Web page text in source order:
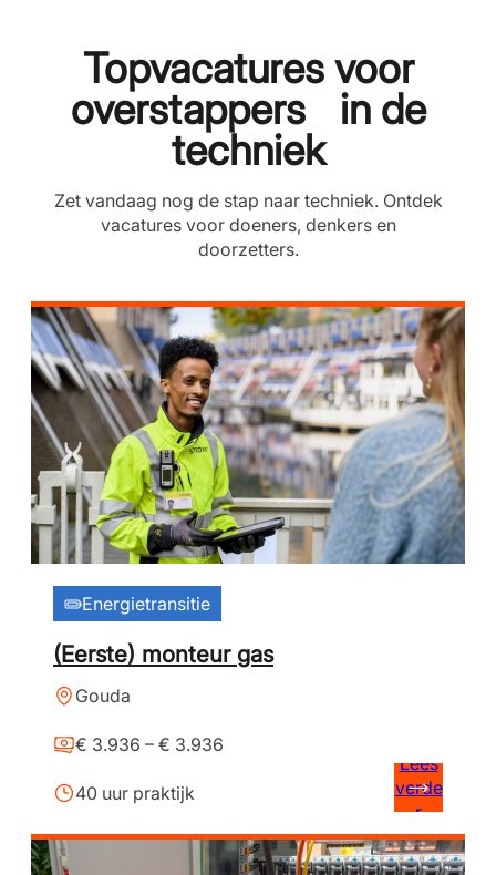
Topvacatures voor
overstappers in de
techniek
Zet vandaag nog de stap naar techniek. Ontdek
vacatures voor doeners, denkers en
doorzetters.
Energietransitie
(Eerste) monteur gas
Gouda
€ 3.936 – € 3.936
40 uur praktijk
Lees
verde
r